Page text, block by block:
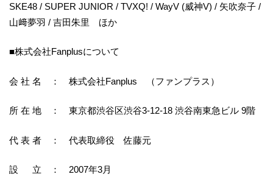
SKE48 / SUPER JUNIOR / TVXQ! / WayV (威神V) / 矢吹奈子 /
山﨑夢羽 / 吉田朱里 ほか
■株式会社Fanplusについて
会 社 名 ： 株式会社Fanplus （ファンプラス）
所 在 地 ： 東京都渋谷区渋谷3-12-18 渋谷南東急ビル 9階
代 表 者 ： 代表取締役 佐藤元
設 立 ： 2007年3月